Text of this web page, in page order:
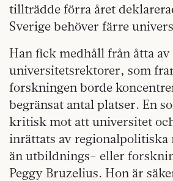
tillträdde förra året
Sverige behöver färre
Han fick medhåll från åtta
universitetsrektorer, som
forskningen borde
begränsat antal platser. En
kritisk mot att universitet
inrättats av regionalpolitiska
än utbildnings- eller
Peggy Bruzelius. Hon är